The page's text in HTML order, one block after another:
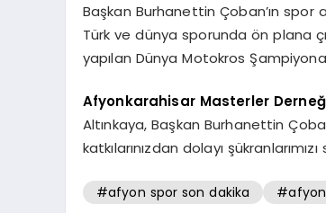
Başkan Burhanettin Çoban’ın spor
Türk ve dünya sporunda ön plana
yapılan Dünya Motokros
Afyonkarahisar Masterler
Altınkaya, Başkan Burhanettin
katkılarınızdan dolayı
#afyon spor son dakika